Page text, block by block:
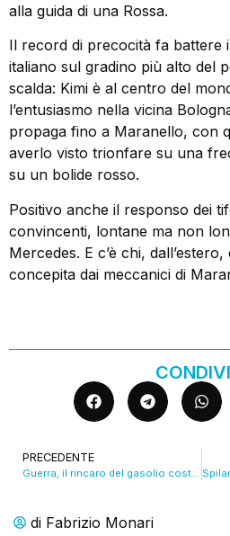
di Fabrizio Monari
alla guida di una Rossa.
Il record di precocità fa battere
italiano sul gradino più alto del
scalda: Kimi è al centro del
l’entusiasmo nella vicina
propaga fino a Maranello, con
averlo visto trionfare su una
su un bolide rosso.
Positivo anche il responso dei
convincenti, lontane ma non
Mercedes. E c’è chi, dall’estero,
concepita dai meccanici di
PRECEDENTE
Guerra, il rincaro del gasolio costa già 2mila euro a ogni autotrasportatore modenese VIDEO